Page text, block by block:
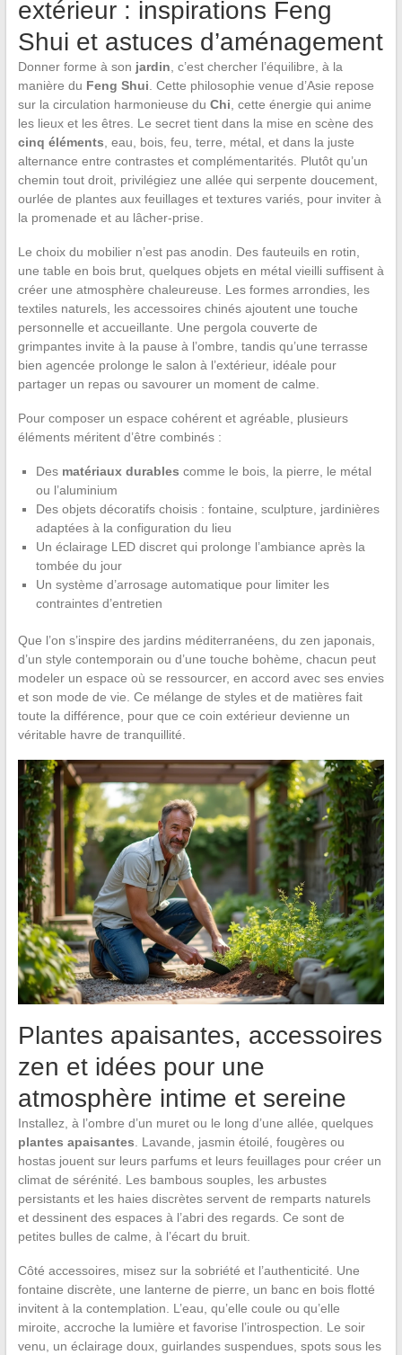
extérieur : inspirations Feng
Shui et astuces d’aménagement
Donner forme à son jardin , c’est chercher l’équilibre, à la
manière du Feng Shui . Cette philosophie venue d’Asie repose
sur la circulation harmonieuse du Chi , cette énergie qui anime
les lieux et les êtres. Le secret tient dans la mise en scène des
cinq éléments , eau, bois, feu, terre, métal, et dans la juste
alternance entre contrastes et complémentarités. Plutôt qu’un
chemin tout droit, privilégiez une allée qui serpente doucement,
ourlée de plantes aux feuillages et textures variés, pour inviter à
la promenade et au lâcher-prise.
Le choix du mobilier n’est pas anodin. Des fauteuils en rotin,
une table en bois brut, quelques objets en métal vieilli suffisent à
créer une atmosphère chaleureuse. Les formes arrondies, les
textiles naturels, les accessoires chinés ajoutent une touche
personnelle et accueillante. Une pergola couverte de
grimpantes invite à la pause à l’ombre, tandis qu’une terrasse
bien agencée prolonge le salon à l’extérieur, idéale pour
partager un repas ou savourer un moment de calme.
Pour composer un espace cohérent et agréable, plusieurs
éléments méritent d’être combinés :
Des matériaux durables comme le bois, la pierre, le métal
ou l’aluminium
Des objets décoratifs choisis : fontaine, sculpture, jardinières
adaptées à la configuration du lieu
Un éclairage LED discret qui prolonge l’ambiance après la
tombée du jour
Un système d’arrosage automatique pour limiter les
contraintes d’entretien
Que l’on s’inspire des jardins méditerranéens, du zen japonais,
d’un style contemporain ou d’une touche bohème, chacun peut
modeler un espace où se ressourcer, en accord avec ses envies
et son mode de vie. Ce mélange de styles et de matières fait
toute la différence, pour que ce coin extérieur devienne un
véritable havre de tranquillité.
Plantes apaisantes, accessoires
zen et idées pour une
atmosphère intime et sereine
Installez, à l’ombre d’un muret ou le long d’une allée, quelques
plantes apaisantes . Lavande, jasmin étoilé, fougères ou
hostas jouent sur leurs parfums et leurs feuillages pour créer un
climat de sérénité. Les bambous souples, les arbustes
persistants et les haies discrètes servent de remparts naturels
et dessinent des espaces à l’abri des regards. Ce sont de
petites bulles de calme, à l’écart du bruit.
Côté accessoires, misez sur la sobriété et l’authenticité. Une
fontaine discrète, une lanterne de pierre, un banc en bois flotté
invitent à la contemplation. L’eau, qu’elle coule ou qu’elle
miroite, accroche la lumière et favorise l’introspection. Le soir
venu, un éclairage doux, guirlandes suspendues, spots sous les